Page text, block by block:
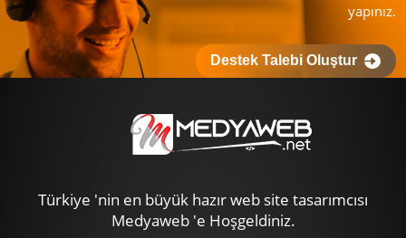
yapınız.
Destek Talebi Oluştur
Türkiye 'nin en büyük hazır web site tasarımcısı
Medyaweb 'e Hoşgeldiniz.